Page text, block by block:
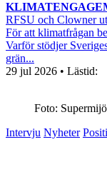
RFSU och Clowner
För att klimatfrågan
Varför stödjer
grän...
29 jul 2026 • Lästid:
Foto:
Intervju Nyheter